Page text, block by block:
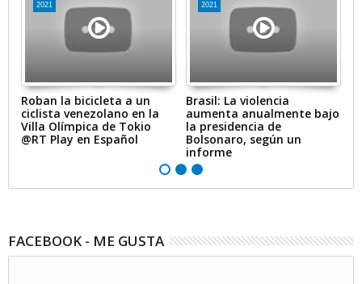
2021
Roban la bicicleta a un
ciclista venezolano en la
Villa Olímpica de Tokio
@RT Play en Español
2021
Brasil: La violencia
aumenta anualmente bajo
la presidencia de
Bolsonaro, según un
informe
FACEBOOK - ME GUSTA